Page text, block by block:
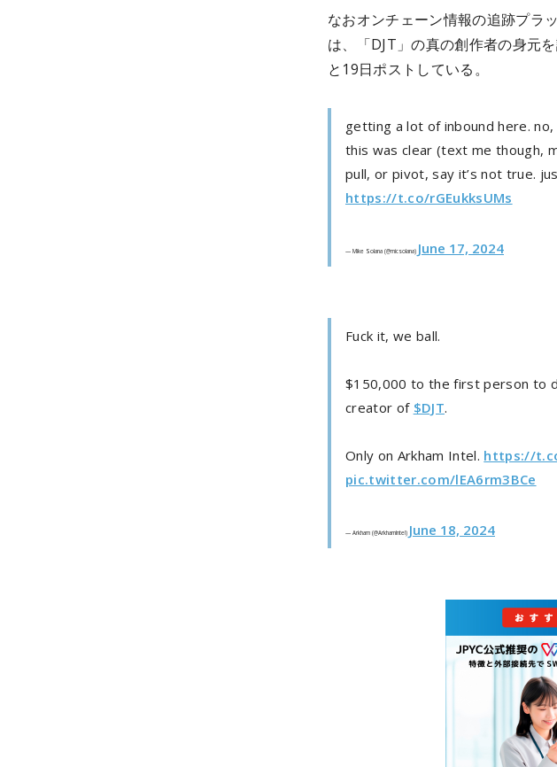
なおオンチェーン情報の追跡プラ
は、「DJT」の真の創作者の身元
と19日ポストしている。
getting a lot of inbound here.
this was clear (text me though,
pull, or pivot, say it’s not true.
https://t.co/rGEukksUMs
— Mike Solana (@micsolana) June 17, 2024
Fuck it, we ball.
$150,000 to the first person to
creator of $DJT.
Only on Arkham Intel. https://
pic.twitter.com/lEA6rm3BCe
— Arkham (@ArkhamIntel) June 18, 2024